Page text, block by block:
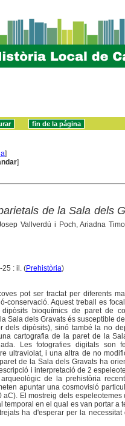
]
]
de la Sala dels
Vallverdú i Poch, Ariadna
25 : il. (Prehistòria)
pot ser tractat per diferents
conservació. Aquest treball es
bioquímics de paret de
Sala dels Gravats és susceptible
dels dipòsits), sinó també la no
cartografia de la paret de la
Les fotografies digitals son
ultraviolat, i una altra de no
de la Sala dels Gravats ha
i interpretació de 2
de la prehistòria
apuntar una cosmovisió
El mostreig dels
en el qual es van portar a
ha d'esperar per la